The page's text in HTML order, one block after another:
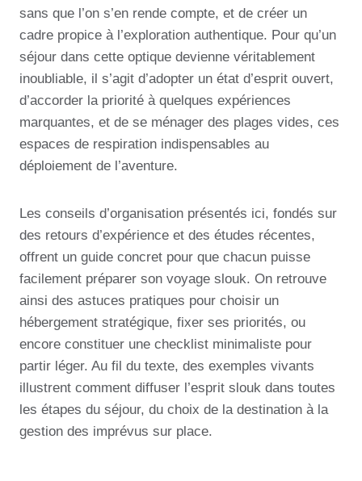
sans que l’on s’en rende compte, et de créer un
cadre propice à l’exploration authentique. Pour qu’un
séjour dans cette optique devienne véritablement
inoubliable, il s’agit d’adopter un état d’esprit ouvert,
d’accorder la priorité à quelques expériences
marquantes, et de se ménager des plages vides, ces
espaces de respiration indispensables au
déploiement de l’aventure.
Les conseils d’organisation présentés ici, fondés sur
des retours d’expérience et des études récentes,
offrent un guide concret pour que chacun puisse
facilement préparer son voyage slouk. On retrouve
ainsi des astuces pratiques pour choisir un
hébergement stratégique, fixer ses priorités, ou
encore constituer une checklist minimaliste pour
partir léger. Au fil du texte, des exemples vivants
illustrent comment diffuser l’esprit slouk dans toutes
les étapes du séjour, du choix de la destination à la
gestion des imprévus sur place.